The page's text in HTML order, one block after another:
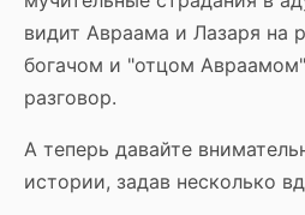
видит Авраама и Лазаря на
богачом и "отцом
разговор.
А теперь давайте
истории, задав несколько